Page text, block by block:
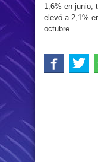
1,6% en junio,
elevó a 2,1%
octubre.